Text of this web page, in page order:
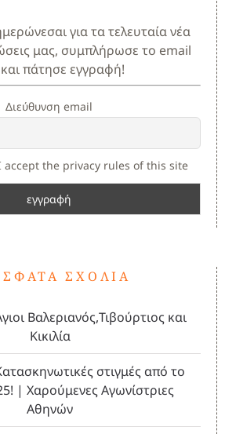
για τα τελευταία νέα
μας, συμπλήρωσε το email
πάτησε εγγραφή!
Διεύθυνση email
the privacy rules of this site
ΣΧΌΛΙΑ
Βαλεριανός,Τιβούρτιος και
Κικιλία
στιγμές από το
| Χαρούμενες Αγωνίστριες
Αθηνών